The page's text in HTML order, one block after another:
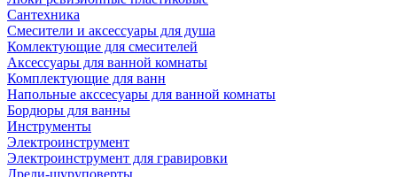
Сантехника
Смесители и аксессуары для душа
Комлектующие для смесителей
Аксессуары для ванной комнаты
Комплектующие для ванн
Напольные акссесуары для ванной комнаты
Бордюры для ванны
Инструменты
Электроинструмент
Электроинструмент для гравировки
Дрели-шуруповерты